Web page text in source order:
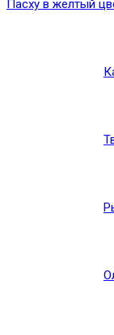
Пасху в желтый